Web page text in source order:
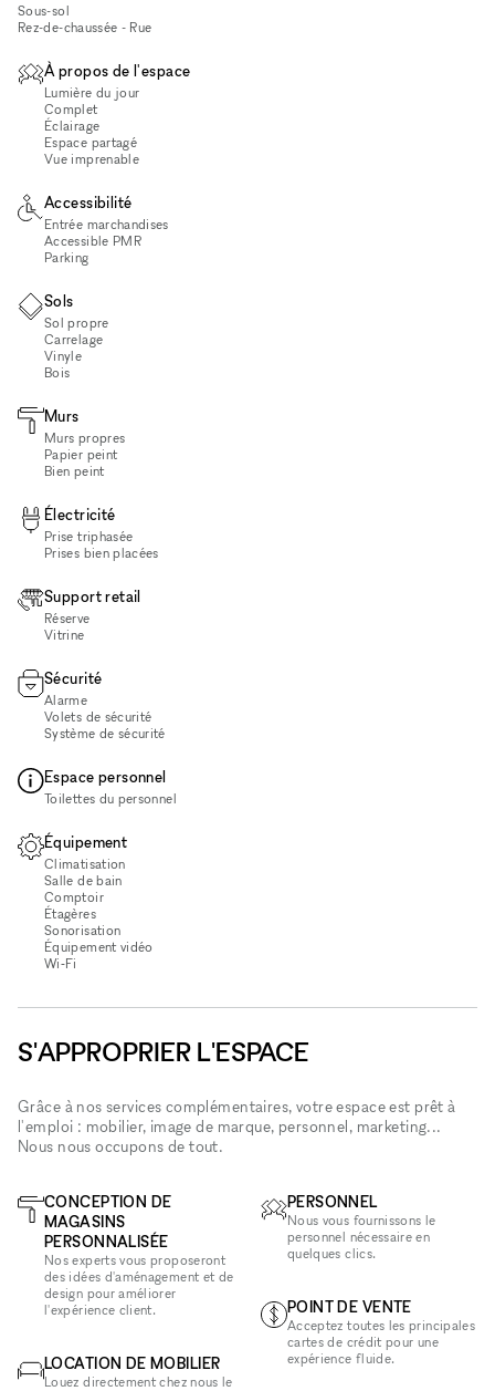
Sous-sol
Rez-de-chaussée - Rue
À propos de l'espace
Lumière du jour
Complet
Éclairage
Espace partagé
Vue imprenable
Accessibilité
Entrée marchandises
Accessible PMR
Parking
Sols
Sol propre
Carrelage
Vinyle
Bois
Murs
Murs propres
Papier peint
Bien peint
Électricité
Prise triphasée
Prises bien placées
Support retail
Réserve
Vitrine
Sécurité
Alarme
Volets de sécurité
Système de sécurité
Espace personnel
Toilettes du personnel
Équipement
Climatisation
Salle de bain
Comptoir
Étagères
Sonorisation
Équipement vidéo
Wi‑Fi
S'APPROPRIER L'ESPACE
Grâce à nos services complémentaires, votre espace est prêt à
l'emploi : mobilier, image de marque, personnel, marketing...
Nous nous occupons de tout.
CONCEPTION DE
MAGASINS
PERSONNALISÉE
Nos experts vous proposeront
des idées d'aménagement et de
design pour améliorer
l'expérience client.
LOCATION DE MOBILIER
Louez directement chez nous le
PERSONNEL
Nous vous fournissons le
personnel nécessaire en
quelques clics.
POINT DE VENTE
Acceptez toutes les principales
cartes de crédit pour une
expérience fluide.